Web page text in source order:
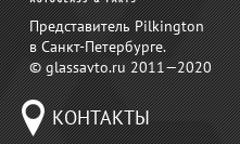
Представитель Pilkington
в Санкт-Петербурге.
© glassavto.ru 2011—2020
КОНТАКТЫ